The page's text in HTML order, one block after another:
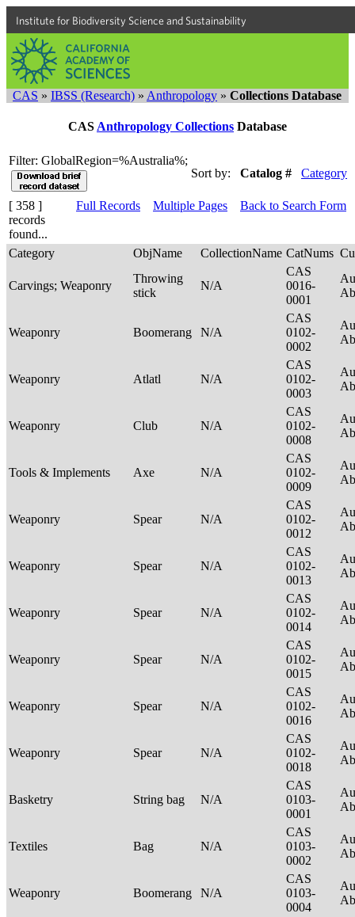
Institute for Biodiversity Science and Sustainability
CAS » IBSS (Research) » Anthropology » Collections Database
CAS Anthropology Collections Database
Filter: GlobalRegion=%Australia%;
Sort by:
Catalog # Category
[ 358 ]
records
found...
Full Records Multiple Pages Back to Search Form
Category ObjName CollectionName CatNums
Carvings; Weaponry
Throwing
stick
N/A
CAS
0016-
0001
Weaponry Boomerang N/A
CAS
0102-
0002
Weaponry Atlatl N/A
CAS
0102-
0003
Weaponry Club N/A
CAS
0102-
0008
Tools & Implements Axe N/A
CAS
0102-
0009
Weaponry Spear N/A
CAS
0102-
0012
Weaponry Spear N/A
CAS
0102-
0013
Weaponry Spear N/A
CAS
0102-
0014
Weaponry Spear N/A
CAS
0102-
0015
Weaponry Spear N/A
CAS
0102-
0016
Weaponry Spear N/A
CAS
0102-
0018
Basketry String bag N/A
CAS
0103-
0001
Textiles Bag N/A
CAS
0103-
0002
Weaponry Boomerang N/A
CAS
0103-
0004